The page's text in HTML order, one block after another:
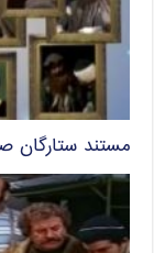
مستند ستارگان